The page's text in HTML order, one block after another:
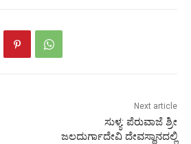
Next article
ಸುಳ್ಯ: ಪೆರುವಾಜೆ ಶ್ರೀ
ಜಲದುರ್ಗಾದೇವಿ ದೇವಸ್ಥಾನದಲ್ಲಿ